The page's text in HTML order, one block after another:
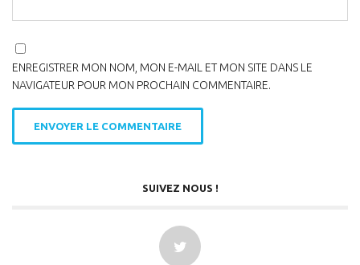
ENREGISTRER MON NOM, MON E-MAIL ET MON SITE DANS LE
NAVIGATEUR POUR MON PROCHAIN COMMENTAIRE.
SUIVEZ NOUS !